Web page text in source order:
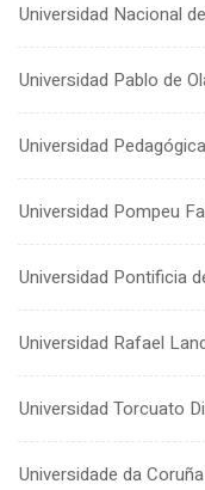
Universidad Nacional
Universidad Pablo de
Universidad
Universidad Pompeu
Universidad Pontificia
Universidad Rafael
Universidad Torcuato
Universidade da Coruña